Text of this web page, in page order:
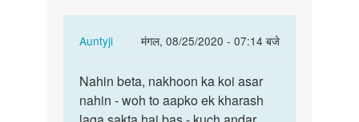
Auntyji
मंगल, 08/25/2020 - 07:14 बजे
In
to
Sir
kise
Nahin
beta,
nakhoon
Nahin beta, nakhoon ka koi asar
nahin - woh to aapko ek kharash